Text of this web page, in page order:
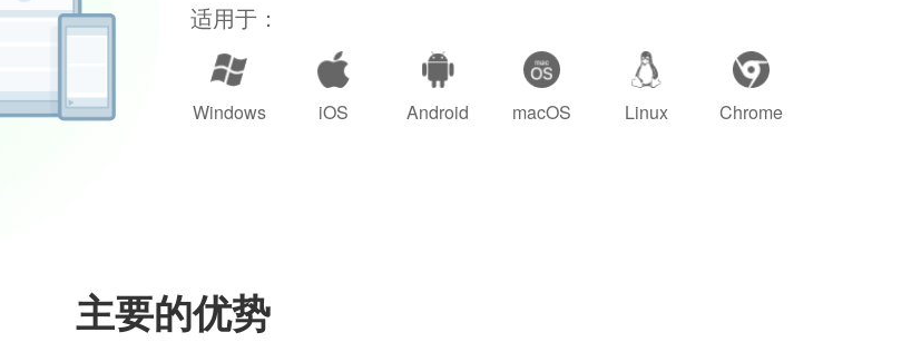
适用于：
Windows iOS Android macOS Linux Chrome
主要的优势